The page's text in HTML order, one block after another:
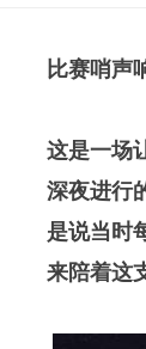
比赛哨声
这是一场
深夜进行
是说当时
来陪着这